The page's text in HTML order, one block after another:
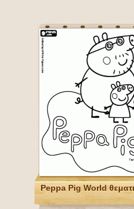
Peppa Pig World